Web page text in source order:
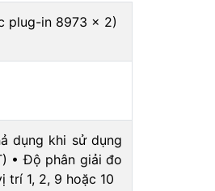
plug-in 8973 × 2)
dụng khi sử dụng
• Độ phân giải đo
trí 1, 2, 9 hoặc 10